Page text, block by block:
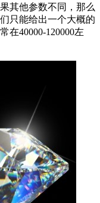
其他参数不同，那么
只能给出一个大概的
在40000-120000左